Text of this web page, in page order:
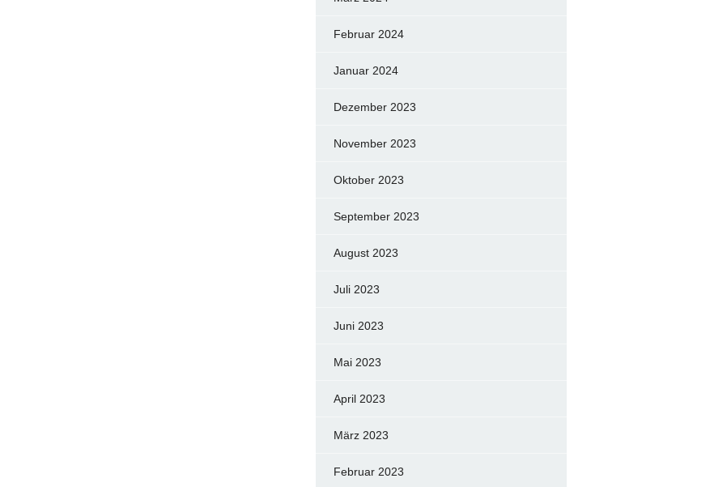
Februar 2024
Januar 2024
Dezember 2023
November 2023
Oktober 2023
September 2023
August 2023
Juli 2023
Juni 2023
Mai 2023
April 2023
März 2023
Februar 2023